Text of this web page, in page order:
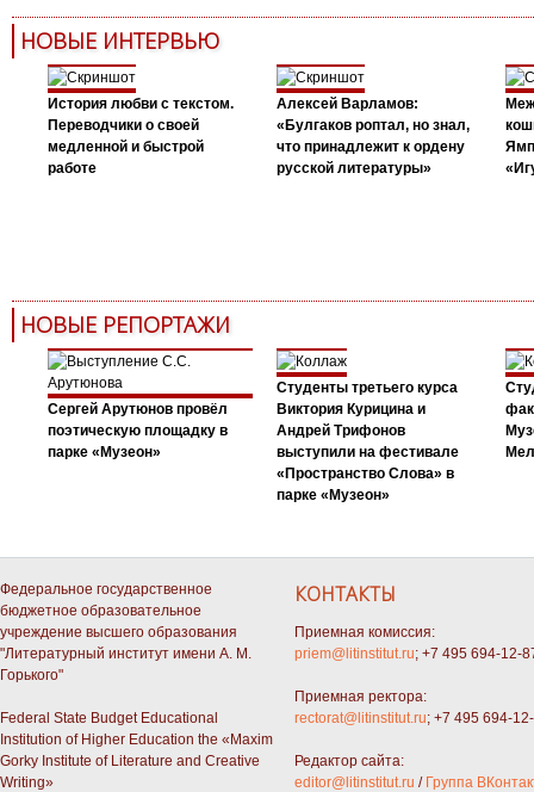
НОВЫЕ ИНТЕРВЬЮ
История любви с текстом.
Переводчики о своей
медленной и быстрой
работе
Алексей Варламов:
«Булгаков роптал, но знал,
что принадлежит к ордену
русской литературы»
НОВЫЕ РЕПОРТАЖИ
Сергей Арутюнов провёл
поэтическую площадку в
парке «Музеон»
Студенты третьего курса
Виктория Курицина и
Андрей Трифонов
выступили на фестивале
«Пространство Слова» в
парке «Музеон»
Федеральное государственное
бюджетное образовательное
учреждение высшего образования
"Литературный институт имени А. М.
Горького"
Federal State Budget Educational
Institution of Higher Education the «Maxim
Gorky Institute of Literature and Creative
Writing»
КОНТАКТЫ
Приемная комиссия:
priem@litinstitut.ru; +7 495 694-12-
Приемная ректора:
rectorat@litinstitut.ru; +7 495 694-
Редактор сайта:
editor@litinstitut.ru / Группа